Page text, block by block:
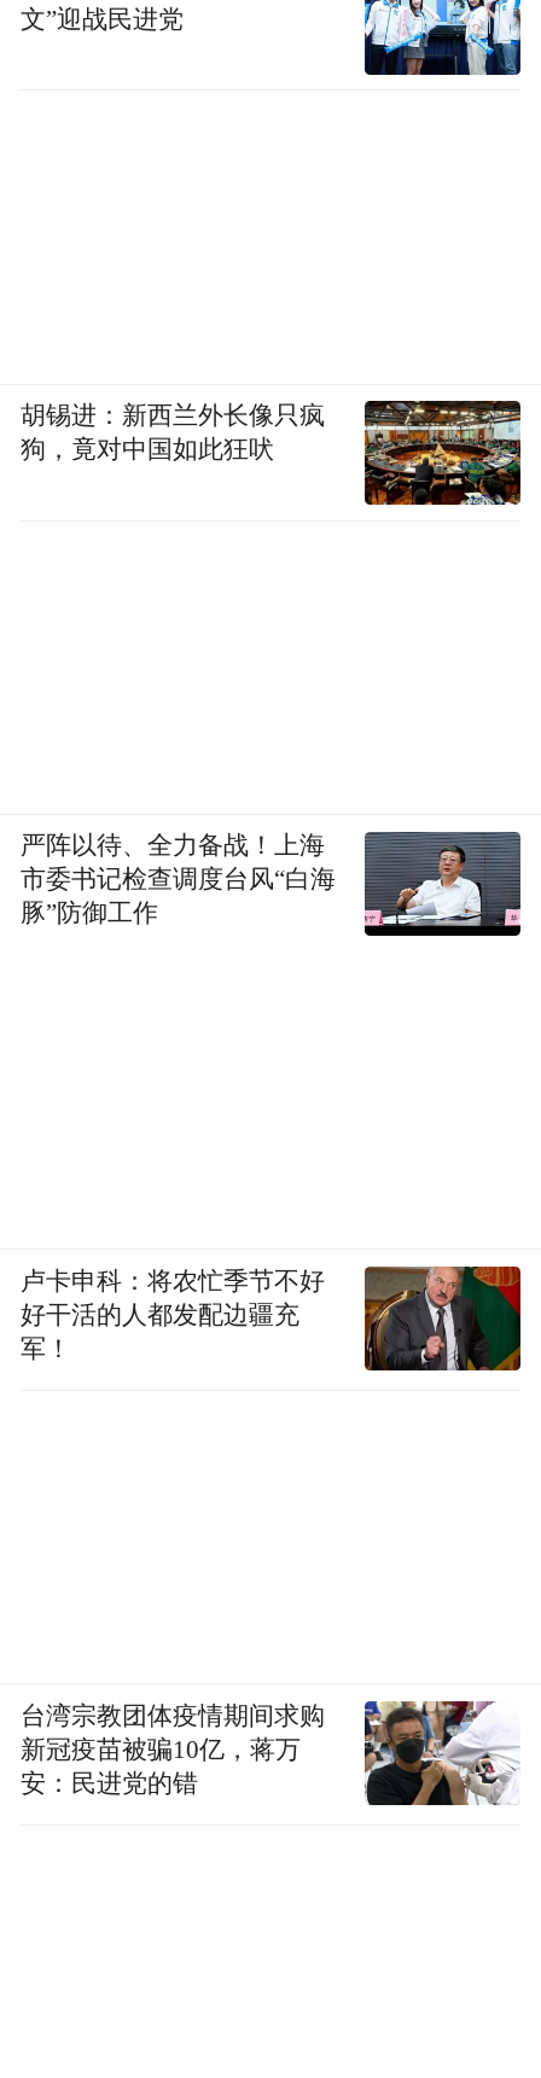
文”迎战民进党
胡锡进：新西兰外长像只疯
狗，竟对中国如此狂吠
严阵以待、全力备战！上海
市委书记检查调度台风“白海
豚”防御工作
卢卡申科：将农忙季节不好
好干活的人都发配边疆充
军！
台湾宗教团体疫情期间求购
新冠疫苗被骗10亿，蒋万
安：民进党的错